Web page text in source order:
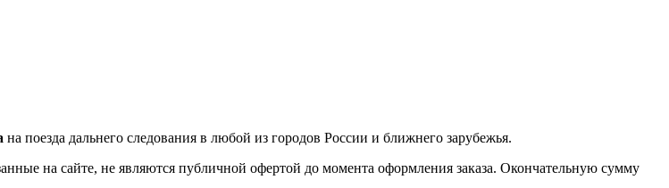
на поезда дальнего следования в любой из городов России и ближнего зарубежья.
на сайте, не являются публичной офертой до момента оформления заказа. Окончательную сумму